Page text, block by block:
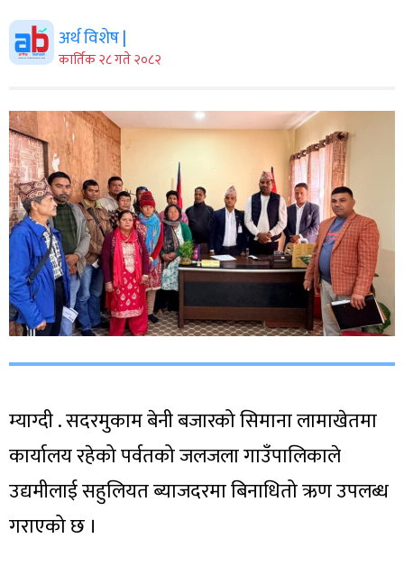
अर्थ विशेष |
कार्तिक २८ गते २०८२
म्याग्दी . सदरमुकाम बेनी बजारको सिमाना लामाखेतमा
कार्यालय रहेको पर्वतको जलजला गाउँपालिकाले
उद्यमीलाई सहुलियत ब्याजदरमा बिनाधितो ऋण उपलब्ध
गराएको छ ।